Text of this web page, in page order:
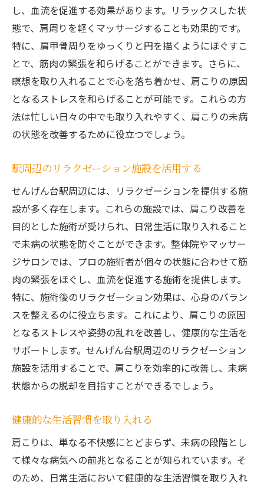
し、血流を促進する効果があります。リラックスした状
態で、肩周りを軽くマッサージすることも効果的です。
特に、肩甲骨周りをゆっくりと円を描くようにほぐすこ
とで、筋肉の緊張を和らげることができます。さらに、
瞑想を取り入れることで心を落ち着かせ、肩こりの原因
となるストレスを和らげることが可能です。これらの方
法は忙しい日々の中でも取り入れやすく、肩こりの未病
の状態を改善するために役立つでしょう。
駅周辺のリラクゼーション施設を活用する
せんげん台駅周辺には、リラクゼーションを提供する施
設が多く存在します。これらの施設では、肩こり改善を
目的とした施術が受けられ、日常生活に取り入れること
で未病の状態を防ぐことができます。整体院やマッサー
ジサロンでは、プロの施術者が個々の状態に合わせて筋
肉の緊張をほぐし、血流を促進する施術を提供します。
特に、施術後のリラクゼーション効果は、心身のバラン
スを整えるのに役立ちます。これにより、肩こりの原因
となるストレスや姿勢の乱れを改善し、健康的な生活を
サポートします。せんげん台駅周辺のリラクゼーション
施設を活用することで、肩こりを効率的に改善し、未病
状態からの脱却を目指すことができるでしょう。
健康的な生活習慣を取り入れる
肩こりは、単なる不快感にとどまらず、未病の段階とし
て様々な病気への前兆となることが知られています。そ
のため、日常生活において健康的な生活習慣を取り入れ